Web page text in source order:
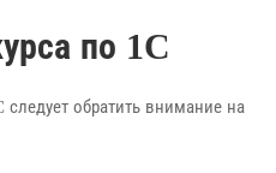
по 1C
обратить внимание на